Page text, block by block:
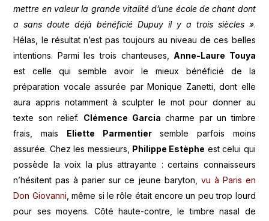
mettre en valeur la grande vitalité d’une école de chant dont
a sans doute déjà bénéficié Dupuy il y a trois siècles ».
Hélas, le résultat n’est pas toujours au niveau de ces belles
intentions. Parmi les trois chanteuses, Anne-Laure Touya
est celle qui semble avoir le mieux bénéficié de la
préparation vocale assurée par Monique Zanetti, dont elle
aura appris notamment à sculpter le mot pour donner au
texte son relief. Clémence Garcia charme par un timbre
frais, mais
Eliette Parmentiersemble parfois moins
assurée. Chez les messieurs, Philippe Estèphe est celui qui
possède la voix la plus attrayante : certains connaisseurs
n’hésitent pas à parier sur ce jeune baryton, vu à Paris en
Don Giovanni, même si le rôle était encore un peu trop lourd
pour ses moyens. Côté haute-contre, le timbre nasal de